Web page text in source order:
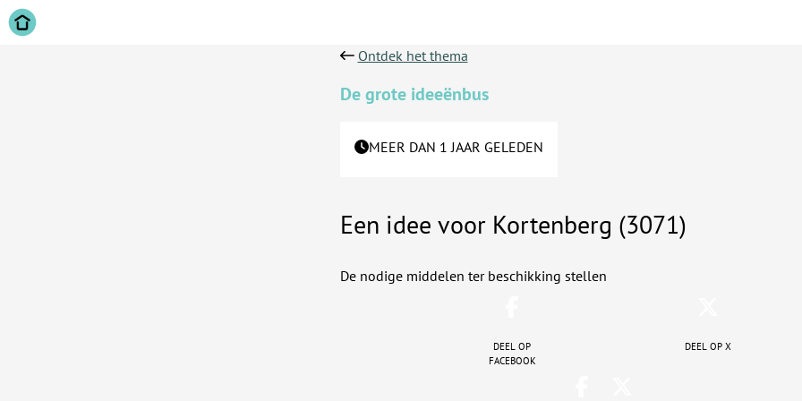
Ontdek het thema
De grote ideeënbus
MEER DAN 1 JAAR GELEDEN
Een idee voor Kortenberg (3071)
De nodige middelen ter beschikking stellen
Deel op
facebook
Deel op X